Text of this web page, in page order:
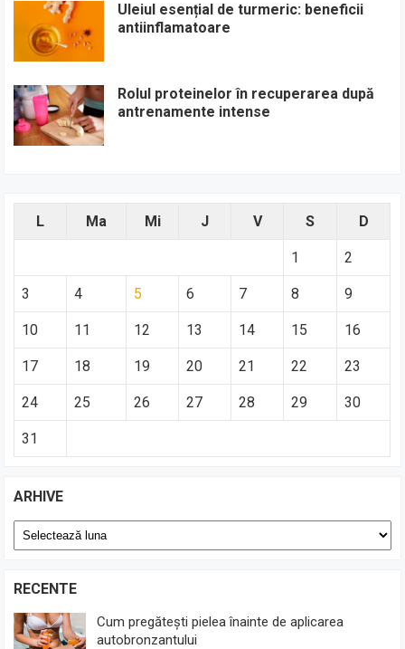
Uleiul esențial de turmeric: beneficii
antiinflamatoare
Rolul proteinelor în recuperarea după
antrenamente intense
L Ma Mi J V S D
1 2
3 4 5 6 7 8 9
10 11 12 13 14 15 16
17 18 19 20 21 22 23
24 25 26 27 28 29 30
31
ARHIVE
Arhive
RECENTE
Cum pregătești pielea înainte de aplicarea
autobronzantului